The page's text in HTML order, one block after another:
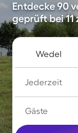
Entdecke 90
geprüft bei 11
Jederzeit
Gäste